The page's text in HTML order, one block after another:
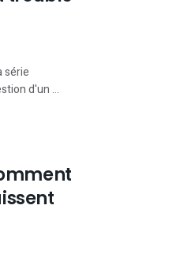
série
d'un ...